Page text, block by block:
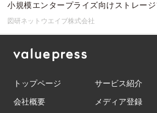
小規模エンタープライズ向けストレー
図研ネットウエイブ株式会社
トップページ サービス紹介
会社概要
メディア登録